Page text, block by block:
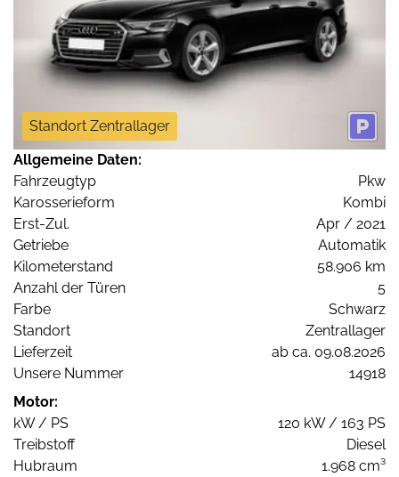
Standort Zentrallager
Allgemeine Daten:
Fahrzeugtyp
Pkw
Karosserieform
Kombi
Erst-Zul.
Apr / 2021
Getriebe
Automatik
Kilometerstand
58.906 km
Anzahl der Türen
5
Farbe
Schwarz
Standort
Zentrallager
Lieferzeit
ab ca. 09.08.2026
Unsere Nummer
14918
Motor:
kW / PS
120 kW / 163 PS
Treibstoff
Diesel
Hubraum
1.968 cm³